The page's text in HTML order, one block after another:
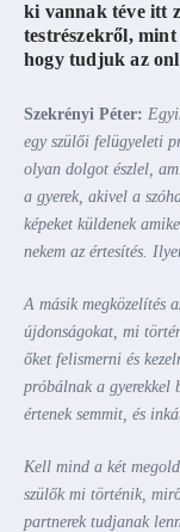
ki vannak téve itt
testrészekről,
hogy tudjuk az
Szekrényi Péter:
egy szülői felügyeleti
olyan dolgot észlel,
a gyerek, akivel a
képeket küldenek
nekem az értesítés.
A másik megközelítés
újdonságokat, mi
őket felismerni és
próbálnak a gyerekkel
értenek semmit, és
Kell mind a két
szülők mi történik,
partnerek tudjanak